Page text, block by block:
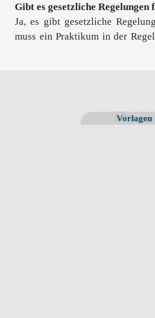
Gibt es gesetzliche
Ja, es gibt gesetzliche
muss ein Praktikum in der